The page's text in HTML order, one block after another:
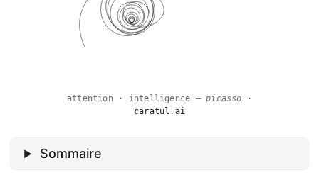
attention · intelligence —picasso ·
caratul.ai
Sommaire